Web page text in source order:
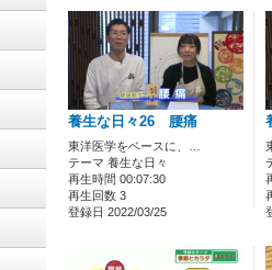
養生な日々26 腰痛
東洋医学をベースに、…
テーマ 養生な日々
再生時間 00:07:30
再生回数 3
登録日 2022/03/25